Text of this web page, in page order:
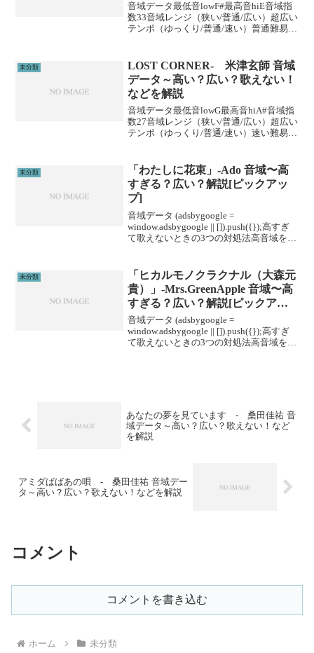
音域データ最低音lowF#最高音hiE音域指
数33音域レンジ（狭い/普通/広い）超広い
テンポ（ゆっくり/普通/速い）普通難易度
(adsbygoogle = win...
未分類
LOST CORNER- 米津玄師 音域
データ～高い？広い？歌えない！
などを解説
音域データ最低音lowG最高音hiA#音域指
数27音域レンジ（狭い/普通/広い）超広い
テンポ（ゆっくり/普通/速い）速い難易度
(adsbygoogle = win...
未分類
「わたしに花束」-Ado 音域〜高
すぎる？広い？解説[ピックアッ
プ]
音域データ (adsbygoogle =
window.adsbygoogle || []).push({});高すぎ
て歌えないときの3つの対処法高音域を広
ルに通うこと...
未分類
「ヒカルモノクラクナル（大森元
貴）」-Mrs.GreenApple 音域〜高
すぎる？広い？解説[ピックアッ
プ]
音域データ (adsbygoogle =
window.adsbygoogle || []).push({});高すぎ
て歌えないときの3つの対処法高音域を広
あなたの夢を見ています - 桑田佳祐 音
域データ～高い？広い？歌えない！など
を解説
アミダばばあの唄 - 桑田佳祐 音域デー
タ～高い？広い？歌えない！などを解説
コメント
コメントを書き込む
ホーム 未分類